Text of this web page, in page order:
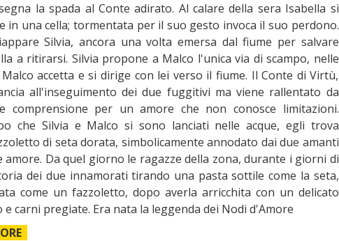
la spada al Conte adirato. Al calare della sera Isabella si
in una cella; tormentata per il suo gesto invoca il suo perdono.
Silvia, ancora una volta emersa dal fiume per salvare
a ritirarsi. Silvia propone a Malco l'unica via di scampo, nelle
accetta e si dirige con lei verso il fiume. Il Conte di Virtù,
all'inseguimento dei due fuggitivi ma viene rallentato da
comprensione per un amore che non conosce limitazioni.
che Silvia e Malco si sono lanciati nelle acque, egli trova
di seta dorata, simbolicamente annodato dai due amanti
Da quel giorno le ragazze della zona, durante i giorni di
dei due innamorati tirando una pasta sottile come la seta,
come un fazzoletto, dopo averla arricchita con un delicato
carni pregiate. Era nata la leggenda dei Nodi d'Amore